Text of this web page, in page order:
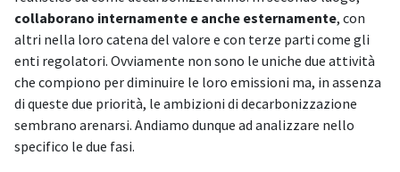
collaborano internamente e anche esternamente, con
altri nella loro catena del valore e con terze parti come gli
enti regolatori. Ovviamente non sono le uniche due attività
che compiono per diminuire le loro emissioni ma, in assenza
di queste due priorità, le ambizioni di decarbonizzazione
sembrano arenarsi. Andiamo dunque ad analizzare nello
specifico le due fasi.